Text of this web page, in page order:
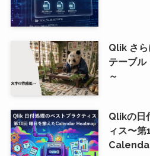
Qlik さら
テーブル
～
Qlikの日
ィス〜